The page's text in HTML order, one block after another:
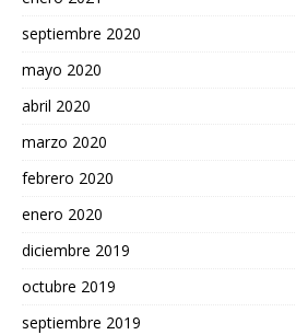
septiembre 2020
mayo 2020
abril 2020
marzo 2020
febrero 2020
enero 2020
diciembre 2019
octubre 2019
septiembre 2019